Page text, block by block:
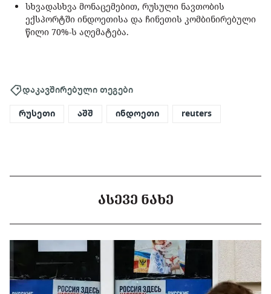
სხვადასხვა მონაცემებით, რუსული ნავთობის
ექსპორტში ინდოეთისა და ჩინეთის კომბინირებული
წილი 70%-ს აღემატება.
დაკავშირებული თეგები
რუსეთი აშშ ინდოეთი reuters
ᲐᲡᲔᲕᲔ ᲜᲐᲮᲔ